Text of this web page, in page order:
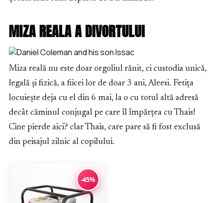
MIZA REALA A DIVORTULUI
Miza reală nu este doar orgoliul rănit, ci custodia unică,
legală și fizică, a fiicei lor de doar 3 ani, Aleesi. Fetița
locuiește deja cu el din 6 mai, la o cu totul altă adresă
decât căminul conjugal pe care îl împărțea cu Thais!
Cine pierde aici? clar Thais, care pare să fi fost exclusă
din peisajul zilnic al copilului.
-45%